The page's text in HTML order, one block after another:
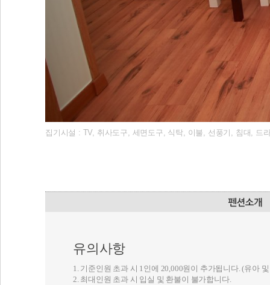
집기시설 : TV, 취사도구, 세면도구, 식탁, 이불, 선풍기, 침대, 드
유의사항
1. 기준인원 초과 시 1인에 20,000원이 추가됩니다. (유아
2. 최대인원 초과 시 입실 및 환불이 불가합니다.